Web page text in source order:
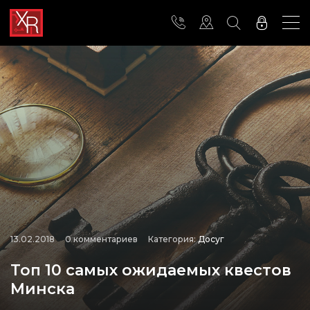
13.02.2018 0 комментариев Категория:Досуг
Топ 10 самых ожидаемых квестов
Минска